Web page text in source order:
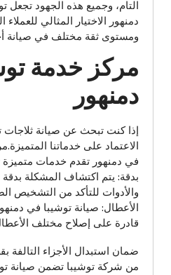
دمنهور الاختيار المثالي
ومستوى ثقة مختلف في صيانة
مركز خدمة
دمنهور
إذا كنت تبحث عن صيانة ثلاجات
الاعتماد على خدماتنا
في دمنهور تقدم خدمات متميزة
بدقة: يتم اكتشاف المشكلة
والأدوات للتأكد من التشخيص
الأعطال: صيانة توشيبا في
قادرة على إصلاح مختلف
ضمان استبدال الأجزاء التالفة
من شركة توشيبا تضمن صيانة